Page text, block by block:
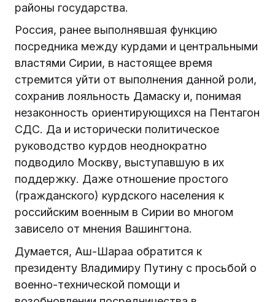
районы государства.
Россия, ранее выполнявшая функцию
посредника между курдами и центральными
властями Сирии, в настоящее время
стремится уйти от выполнения данной роли,
сохранив лояльность Дамаску и, понимая
незаконность ориентирующихся на Пентагон
СДС. Да и исторически политическое
руководство курдов неоднократно
подводило Москву, выступавшую в их
поддержку. Даже отношение простого
(гражданского) курдского населения к
российским военным в Сирии во многом
зависело от мнения Вашингтона.
Думается, Аш-Шараа обратится к
президенту Владимиру Путину с просьбой о
военно-технической помощи и